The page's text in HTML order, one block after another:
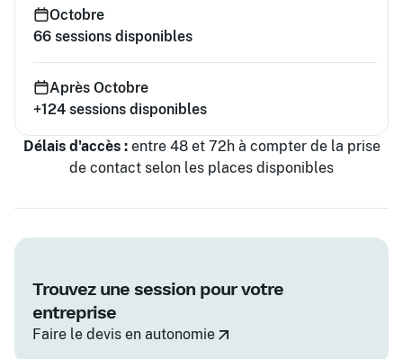
Octobre
66 sessions disponibles
Après Octobre
+124 sessions disponibles
Délais d'accès :entre 48 et 72h à compter de la prise
de contact selon les places disponibles
Trouvez une session pour votre
entreprise
Faire le devis en autonomie